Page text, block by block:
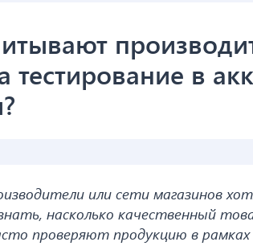
тестирование в
или сети магазинов
насколько качественный
проверяют продукцию в